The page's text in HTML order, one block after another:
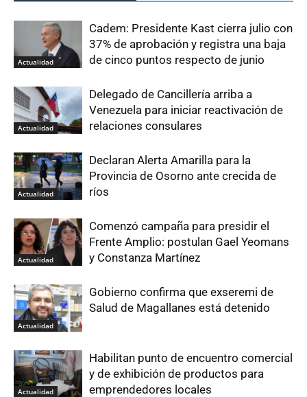
Actualidad
Cadem: Presidente Kast cierra julio con
37% de aprobación y registra una baja
de cinco puntos respecto de junio
Actualidad
Delegado de Cancillería arriba a
Venezuela para iniciar reactivación de
relaciones consulares
Actualidad
Declaran Alerta Amarilla para la
Provincia de Osorno ante crecida de
ríos
Actualidad
Comenzó campaña para presidir el
Frente Amplio: postulan Gael Yeomans
y Constanza Martínez
Actualidad
Gobierno confirma que exseremi de
Salud de Magallanes está detenido
Actualidad
Habilitan punto de encuentro comercial
y de exhibición de productos para
emprendedores locales